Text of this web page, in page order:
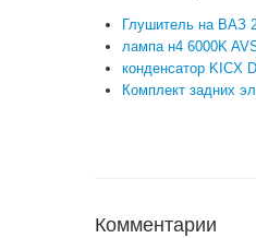
Глушитель на ВАЗ
лампа н4 6000K
конденсатор KICX
Комплект задних
Комментарии